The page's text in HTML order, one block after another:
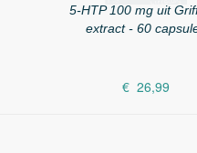
5-HTP 100 mg uit
extract - 60
€ 26,99